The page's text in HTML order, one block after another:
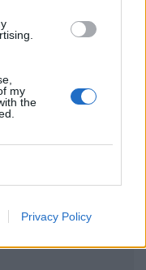
my
the
Privacy Policy
Ουγγαρέζο